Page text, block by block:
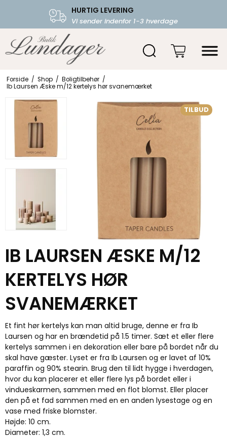
HURTIG LEVERING
Vi sender indenfor 1-3 hverdage
FRI FRAGT OVER 599.-
Starter fra 39,-
Forside / Shop / Boligtilbehør /
Ib Laursen Æske m/12 kertelys hør svanemærket
TILBUD
IB LAURSEN ÆSKE M/12
KERTELYS HØR
SVANEMÆRKET
Et fint hør kertelys kan man altid bruge, denne er fra Ib
Laursen og har en brændetid på 1.5 timer. Sæt et eller flere
kertelys sammen i en dekoration eller bare på bordet når du
skal have gæster. Lyset er fra Ib Laursen og er lavet af 10%
paraffin og 90% stearin. Brug den til lidt hygge i hverdagen,
hvor du kan placerer et eller flere lys på bordet eller i
vindueskarmen, sammen med en flot blomst. Eller placer
den på et fad sammen med en en anden lysestage og en
vase med friske blomster.
Højde: 10 cm.
Diameter: 1,3 cm.